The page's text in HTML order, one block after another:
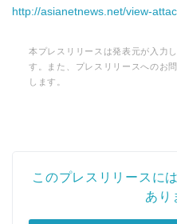
http://asianetnews.net/view-
本プレスリリースは発表元が入力
す。また、プレスリリースへのお
します。
このプレスリリースに
あり